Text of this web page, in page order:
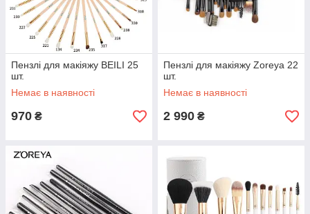
Пензлі для макіяжу BEILI 25
шт.
Немає в наявності
970 ₴
Пензлі для макіяжу Zoreya 22
шт.
Немає в наявності
2 990 ₴